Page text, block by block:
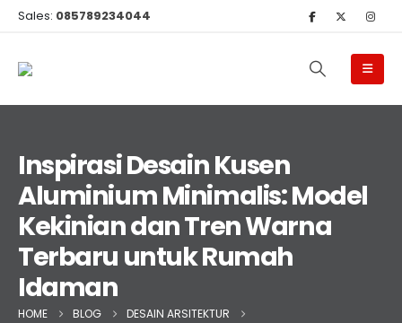
Sales: 085789234044
Inspirasi Desain Kusen
Aluminium Minimalis: Model
Kekinian dan Tren Warna
Terbaru untuk Rumah
Idaman
HOME BLOG
DESAIN ARSITEKTUR